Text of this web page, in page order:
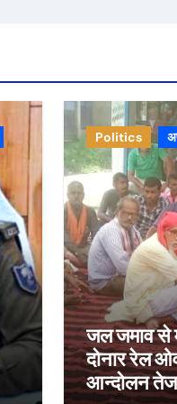
Politics
जल जमाव से
दोनार रेल
आन्दोलन तेज